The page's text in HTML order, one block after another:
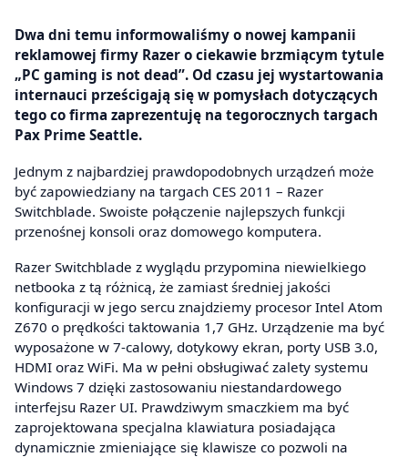
Dwa dni temu informowaliśmy o nowej kampanii
reklamowej firmy Razer o ciekawie brzmiącym tytule
„PC gaming is not dead”. Od czasu jej wystartowania
internauci prześcigają się w pomysłach dotyczących
tego co firma zaprezentuję na tegorocznych targach
Pax Prime Seattle.
Jednym z najbardziej prawdopodobnych urządzeń może
być zapowiedziany na targach CES 2011 – Razer
Switchblade. Swoiste połączenie najlepszych funkcji
przenośnej konsoli oraz domowego komputera.
Razer Switchblade z wyglądu przypomina niewielkiego
netbooka z tą różnicą, że zamiast średniej jakości
konfiguracji w jego sercu znajdziemy procesor Intel Atom
Z670 o prędkości taktowania 1,7 GHz. Urządzenie ma być
wyposażone w 7-calowy, dotykowy ekran, porty USB 3.0,
HDMI oraz WiFi. Ma w pełni obsługiwać zalety systemu
Windows 7 dzięki zastosowaniu niestandardowego
interfejsu Razer UI. Prawdziwym smaczkiem ma być
zaprojektowana specjalna klawiatura posiadająca
dynamicznie zmieniające się klawisze co pozwoli na